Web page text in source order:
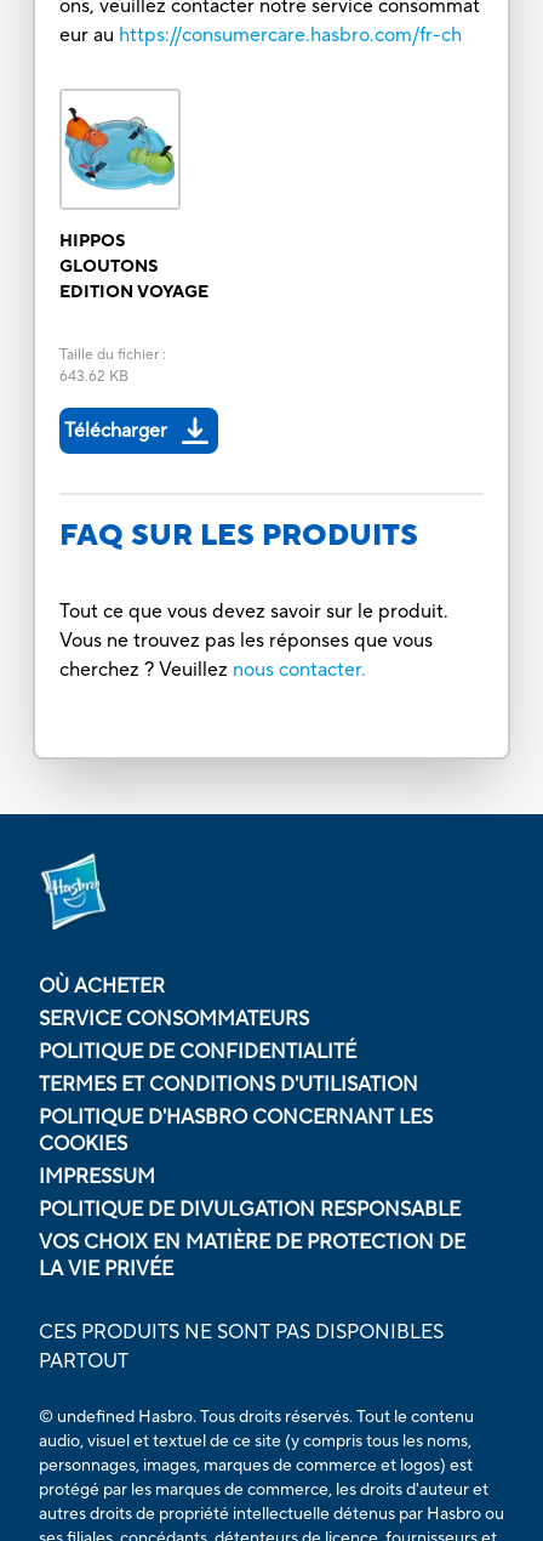
ons, veuillez contacter notre service consommat
eur au https://consumercare.hasbro.com/fr-ch
HIPPOS
GLOUTONS
EDITION VOYAGE
Taille du fichier:
643.62 KB
Télécharger
FAQ SUR LES PRODUITS
Tout ce que vous devez savoir sur le produit.
Vous ne trouvez pas les réponses que vous
cherchez ? Veuillez nous contacter.
OÙ ACHETER
SERVICE CONSOMMATEURS
POLITIQUE DE CONFIDENTIALITÉ
TERMES ET CONDITIONS D'UTILISATION
POLITIQUE D'HASBRO CONCERNANT LES
COOKIES
IMPRESSUM
POLITIQUE DE DIVULGATION RESPONSABLE
VOS CHOIX EN MATIÈRE DE PROTECTION DE
LA VIE PRIVÉE
CES PRODUITS NE SONT PAS DISPONIBLES
PARTOUT
© undefined Hasbro. Tous droits réservés. Tout le contenu
audio, visuel et textuel de ce site (y compris tous les noms,
personnages, images, marques de commerce et logos) est
protégé par les marques de commerce, les droits d'auteur et
autres droits de propriété intellectuelle détenus par Hasbro ou